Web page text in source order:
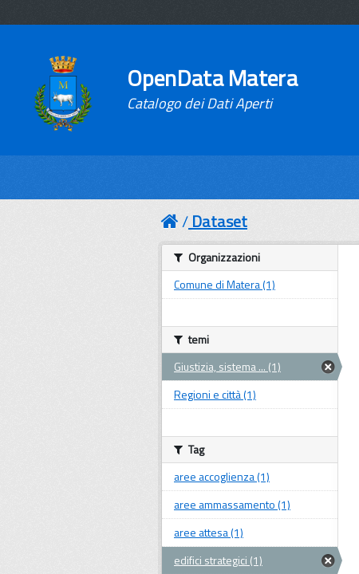
OpenData Matera
Catalogo dei Dati Aperti
Dataset
Organizzazioni
Comune di Matera (1)
temi
Giustizia, sistema ... (1)
Regioni e città (1)
Tag
aree accoglienza (1)
aree ammassamento (1)
aree attesa (1)
edifici strategici (1)